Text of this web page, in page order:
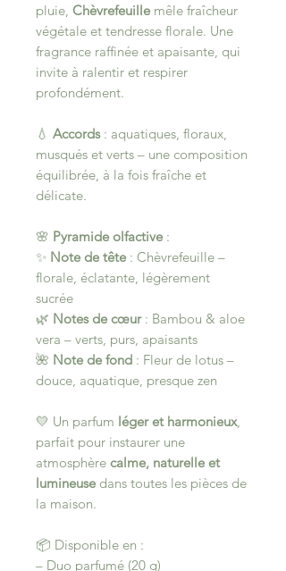
pluie, Chèvrefeuille mêle fraîcheur
végétale et tendresse florale. Une
fragrance raffinée et apaisante, qui
invite à ralentir et respirer
profondément.
💧 Accords: aquatiques, floraux,
musqués et verts – une composition
équilibrée, à la fois fraîche et
délicate.
🌸 Pyramide olfactive :
✨ Note de tête : Chèvrefeuille –
florale, éclatante, légèrement
sucrée
🌿 Notes de cœur: Bambou & aloe
vera – verts, purs, apaisants
🌺 Note de fond : Fleur de lotus –
douce, aquatique, presque zen
💛 Un parfum léger et harmonieux,
parfait pour instaurer une
atmosphère calme, naturelle et
lumineuse dans toutes les pièces de
la maison.
📦 Disponible en :
– Duo parfumé (20 g)